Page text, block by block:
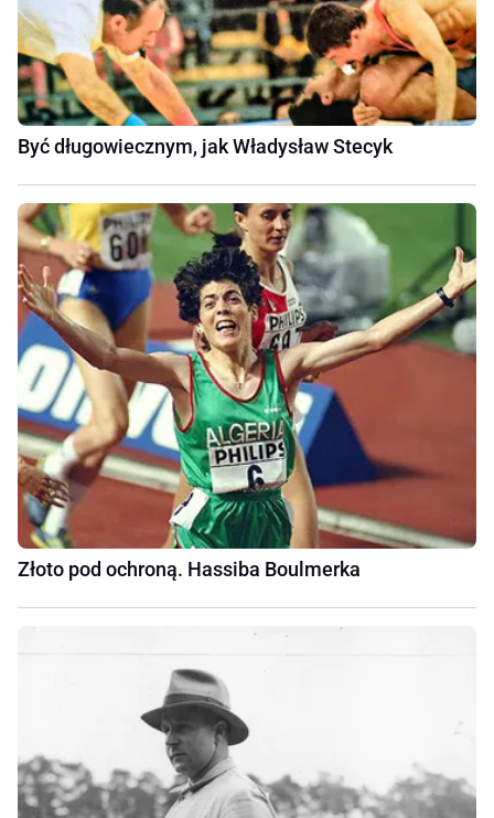
Być długowiecznym, jak Władysław Stecyk
Złoto pod ochroną. Hassiba Boulmerka